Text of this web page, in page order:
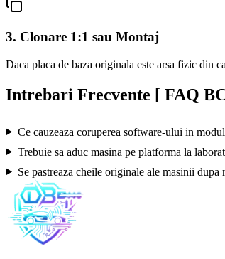
3. Clonare 1:1 sau Montaj
Daca placa de baza originala este arsa fizic din
Intrebari Frecvente [ FAQ
Ce cauzeaza coruperea software-ului in
Trebuie sa aduc masina pe platforma la
Se pastreaza cheile originale ale masinii dupa